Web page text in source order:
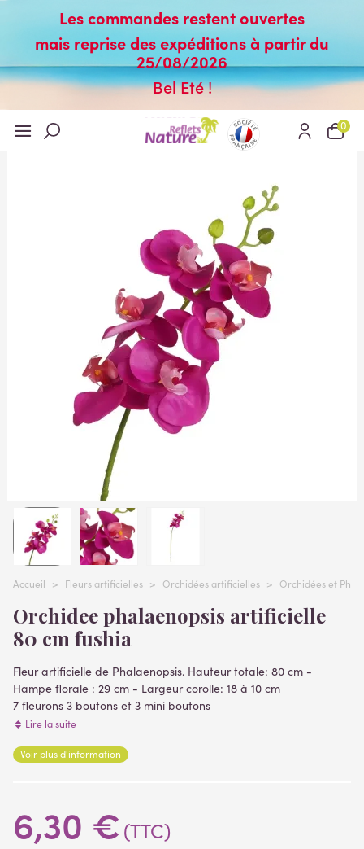
Les commandes restent ouvertes
mais reprise des expéditions à partir du
25/08/2026
Bel Eté !
0
Accueil > Fleurs artificielles > Orchidées artificielles > Orchidées et
Orchidee phalaenopsis artificielle
80 cm fushia
Fleur artificielle de Phalaenopsis. Hauteur totale: 80 cm -
Hampe florale : 29 cm - Largeur corolle: 18 à 10 cm
7 fleurons 3 boutons et 3 mini boutons
Matière de la branche
Lire la suite
Voir plus d'information
6,30 € (TTC)